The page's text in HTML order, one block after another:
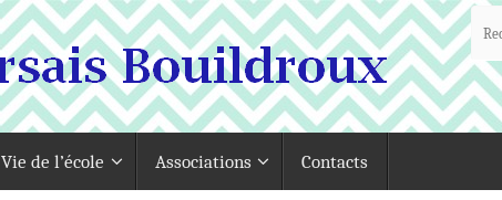
Vie de l’école Associations Contacts